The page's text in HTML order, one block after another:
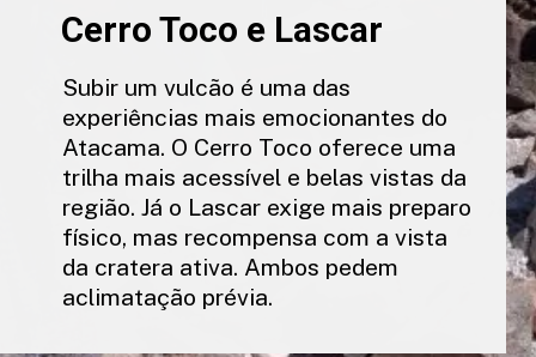
Cerro Toco e Lascar
Subir um vulcão é uma das
experiências mais emocionantes do
Atacama. O Cerro Toco oferece uma
trilha mais acessível e belas vistas da
região. Já o Lascar exige mais preparo
físico, mas recompensa com a vista
da cratera ativa. Ambos pedem
aclimatação prévia.